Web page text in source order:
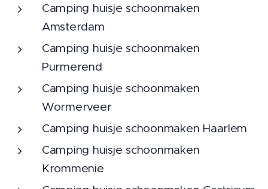
Camping huisje schoonmaken
Amsterdam
Camping huisje schoonmaken
Purmerend
Camping huisje schoonmaken
Wormerveer
Camping huisje schoonmaken Haarlem
Camping huisje schoonmaken
Krommenie